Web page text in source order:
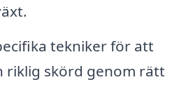
tekniker för att
riklig skörd genom rätt